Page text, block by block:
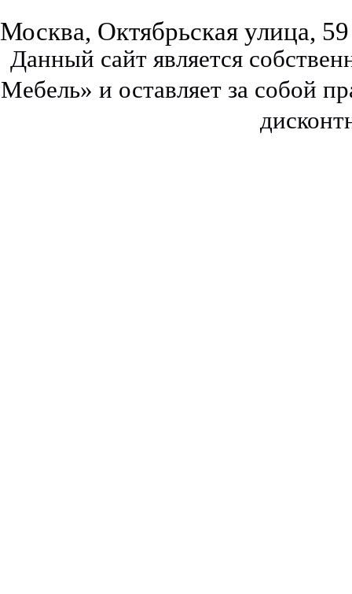
Москва, Октябрьская улица, 59
Данный сайт является
Мебель» и оставляет за собой